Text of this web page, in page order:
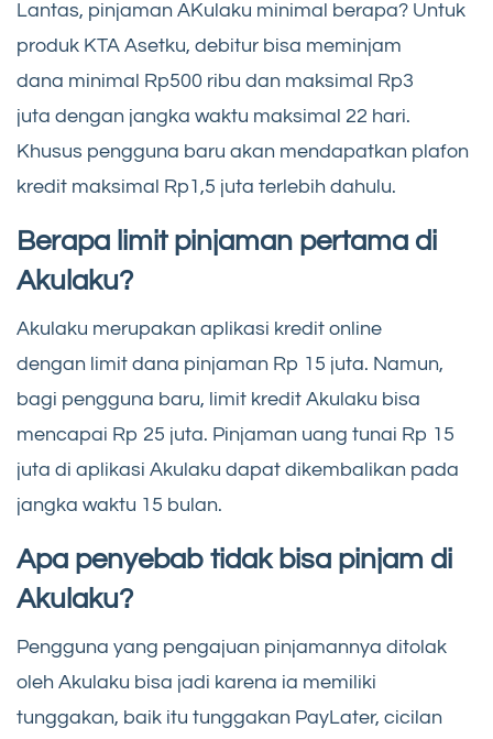
Lantas, pinjaman AKulaku minimal berapa? Untuk
produk KTA Asetku, debitur bisa meminjam
dana minimal Rp500 ribu dan maksimal Rp3
juta dengan jangka waktu maksimal 22 hari.
Khusus pengguna baru akan mendapatkan plafon
kredit maksimal Rp1,5 juta terlebih dahulu.
Berapa limit pinjaman pertama di
Akulaku?
Akulaku merupakan aplikasi kredit online
dengan limit dana pinjaman Rp 15 juta. Namun,
bagi pengguna baru, limit kredit Akulaku bisa
mencapai Rp 25 juta. Pinjaman uang tunai Rp 15
juta di aplikasi Akulaku dapat dikembalikan pada
jangka waktu 15 bulan.
Apa penyebab tidak bisa pinjam di
Akulaku?
Pengguna yang pengajuan pinjamannya ditolak
oleh Akulaku bisa jadi karena ia memiliki
tunggakan, baik itu tunggakan PayLater, cicilan